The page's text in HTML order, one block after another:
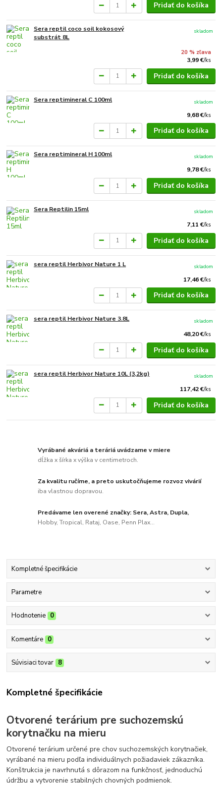
Pridať do košíka
Sera reptil coco soil kokosový
substrát 8L
20 % zľava
3,99 €/ks
skladom
Pridať do košíka
Sera reptimineral C 100ml
9,68 €/ks
skladom
Pridať do košíka
Sera reptimineral H 100ml
9,78 €/ks
skladom
Pridať do košíka
Sera Reptilin 15ml
7,11 €/ks
skladom
Pridať do košíka
sera reptil Herbivor Nature 1 L
17,46 €/ks
skladom
Pridať do košíka
sera reptil Herbivor Nature 3.8L
48,20 €/ks
skladom
Pridať do košíka
sera reptil Herbivor Nature 10L (3,2kg)
117,42 €/ks
skladom
Pridať do košíka
Vyrábané akváriá a teráriá uvádzame v miere
dĺžka x šírka x výška v centimetroch.
Za kvalitu ručíme, a preto uskutočňujeme rozvoz vivárií
iba vlastnou dopravou.
Predávame len overené značky: Sera, Astra, Dupla,
Hobby, Tropical, Rataj, Oase, Penn Plax...
Kompletné špecifikácie
Parametre
Hodnotenie 0
Komentáre 0
Súvisiaci tovar 8
Kompletné špecifikácie
Otvorené terárium pre suchozemskú
korytnačku na mieru
Otvorené terárium určené pre chov suchozemských korytnačiek,
vyrábané na mieru podľa individuálnych požiadaviek zákazníka.
Konštrukcia je navrhnutá s dôrazom na funkčnosť, jednoduchú
údržbu a vytvorenie stabilných chovných podmienok.